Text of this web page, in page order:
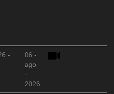
-
06 -
ago
-
2026